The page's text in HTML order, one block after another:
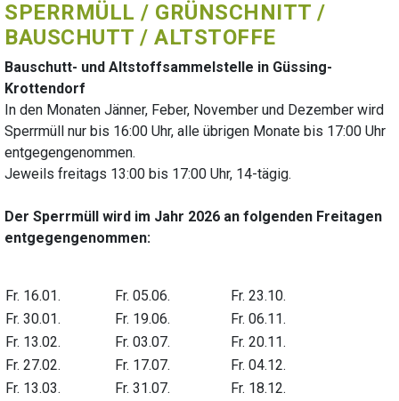
SPERRMÜLL / GRÜNSCHNITT /
BAUSCHUTT / ALTSTOFFE
Bauschutt- und Altstoffsammelstelle in Güssing-
Krottendorf
In den Monaten Jänner, Feber, November und Dezember wird
Sperrmüll nur bis 16:00 Uhr, alle übrigen Monate bis 17:00 Uhr
entgegengenommen.
Jeweils freitags 13:00 bis 17:00 Uhr, 14-tägig.
Der Sperrmüll wird im Jahr 2026 an folgenden Freitagen
entgegengenommen:
Fr. 16.01. Fr. 05.06.
Fr. 23.10.
Fr. 30.01.
Fr. 19.06.
Fr. 06.11.
Fr. 13.02.
Fr. 03.07.
Fr. 20.11.
Fr. 27.02.
Fr. 17.07.
Fr. 04.12.
Fr. 13.03.
Fr. 31.07.
Fr. 18.12.